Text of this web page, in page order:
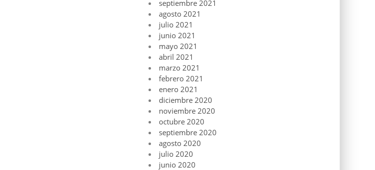
septiembre 2021
agosto 2021
julio 2021
junio 2021
mayo 2021
abril 2021
marzo 2021
febrero 2021
enero 2021
diciembre 2020
noviembre 2020
octubre 2020
septiembre 2020
agosto 2020
julio 2020
junio 2020